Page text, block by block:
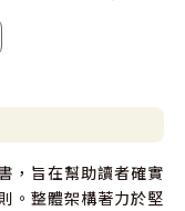
，旨在幫助讀者確實
。整體架構著力於堅